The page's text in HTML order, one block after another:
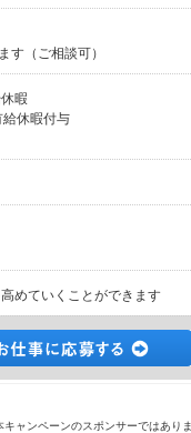
（ご相談可）
暇
休暇付与
めていくことができます
ャンペーンのスポンサーではあり